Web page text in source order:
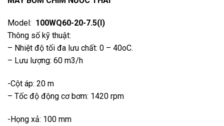
Model: 100WQ60-20-7.5(I)
Thông số kỹ thuật:
– Nhiệt độ tối đa lưu chất: 0 – 40oC.
– Lưu lượng: 60 m3/h
-Cột áp: 20 m
– Tốc độ động cơ bơm: 1420 rpm
-Họng xả: 100 mm